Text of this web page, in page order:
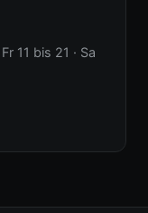
11 bis 21 · Sa